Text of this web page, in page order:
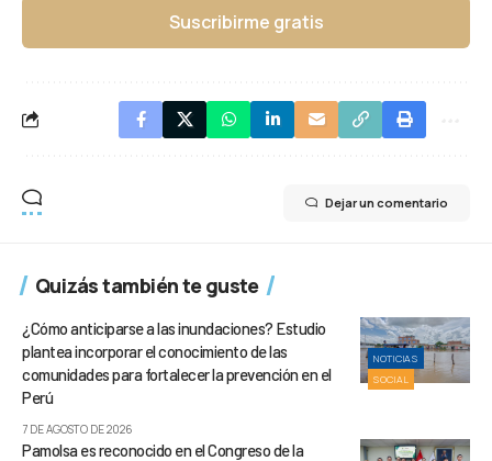
Suscribirme gratis
Dejar un comentario
Quizás también te guste
NOTICIAS
SOCIAL
¿Cómo anticiparse a las inundaciones? Estudio
plantea incorporar el conocimiento de las
comunidades para fortalecer la prevención en el
Perú
7 DE AGOSTO DE 2026
Pamolsa es reconocido en el Congreso de la